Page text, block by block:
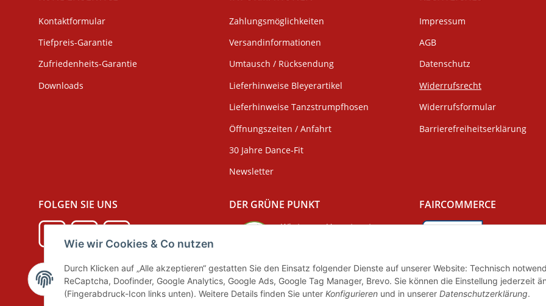
Wie wir Cookies & Co nutzen
Durch Klicken auf „Alle akzeptieren“ gestatten Sie den Einsatz folgender Dienste auf unserer Website: Technisch
ReCaptcha, Doofinder, Google Analytics, Google Ads, Google Tag Manager, Brevo. Sie können die Einstellung jederzeit
(Fingerabdruck-Icon links unten). Weitere Details finden Sie unter Konfigurieren und in unserer Datenschutzerklärung.
Kontaktformular
Tiefpreis-Garantie
Zufriedenheits-Garantie
Downloads
Zahlungsmöglichkeiten
Versandinformationen
Umtausch / Rücksendung
Lieferhinweise Bleyerartikel
Lieferhinweise Tanzstrumpfhosen
Öffnungszeiten / Anfahrt
30 Jahre Dance-Fit
Newsletter
Impressum
AGB
Datenschutz
Widerrufsrecht
Widerrufsformular
Barrierefreiheitserklärung
FOLGEN SIE UNS DER GRÜNE PUNKT
Wir tragen Verantwortung
Systembeteiligung nach dem
Verpackungsgesetz.
FAIRCOMMERCE
Initiative "FairCommerce".